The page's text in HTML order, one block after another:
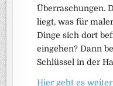
Überraschungen.
liegt, was für
Dinge sich dort
eingehen? Dann
Schlüssel in der
Hier geht es